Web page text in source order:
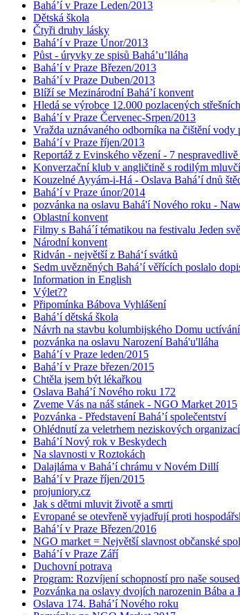
Bahá’í v Praze Leden/2013
Dětská škola
Čtyři druhy lásky
Bahá’í v Praze Únor/2013
Půst - úryvky ze spisů Bahá’u’lláha
Bahá’í v Praze Březen/2013
Bahá’í v Praze Duben/2013
Blíží se Mezinárodní Bahá’í konvent
Hledá se výrobce 12.000 pozlacených
Bahá’í v Praze Červenec-Srpen/2013
Vražda uznávaného odborníka na čištění
Bahá’í v Praze říjen/2013
Reportáž z Evinského vězení - 7
Konverzační klub v angličtině s rodilým
Kouzelné Ayyám-i-Há - Oslava Bahá’í dnů
Bahá’í v Praze únor/2014
pozvánka na oslavu Bahá'í Nového roku -
Oblastní konvent
Filmy s Bahá´í tématikou na festivalu Jeden
Národní konvent
Ridván - největší z Bahá‘í svátků
Sedm uvězněných Bahá’í věřících poslalo
Information in English
Výlet??
Připomínka Bábova Vyhlášení
Bahá’í dětská škola
Návrh na stavbu kolumbijského Domu
pozvánka na oslavu Narození Bahá'u'lláha
Bahá’í v Praze leden/2015
Bahá’í v Praze březen/2015
Chtěla jsem být lékařkou
Oslava Bahá’í Nového roku 172
Zveme Vás na náš stánek - NGO Market 2015
Pozvánka - Představení Bahá’í společentství
Ohlédnutí za veletrhem neziskových organizací
Bahá’í Nový rok v Beskydech
Na slavnosti v Roztokách
Dalajláma v Bahá’í chrámu v Novém Dillí
Bahá’í v Praze říjen/2015
projuniory.cz
Jak s dětmi mluvit životě a smrti
Evropané se otevřeně vyjadřují proti
Bahá’í v Praze Březen/2016
NGO market = Největší slavnost občanské
Bahá’í v Praze Září
Duchovní potrava
Program: Rozvíjení schopností pro naše
Pozvánka na oslavy dvojích narozenin Bába a
Oslava 174. Bahá’í Nového roku